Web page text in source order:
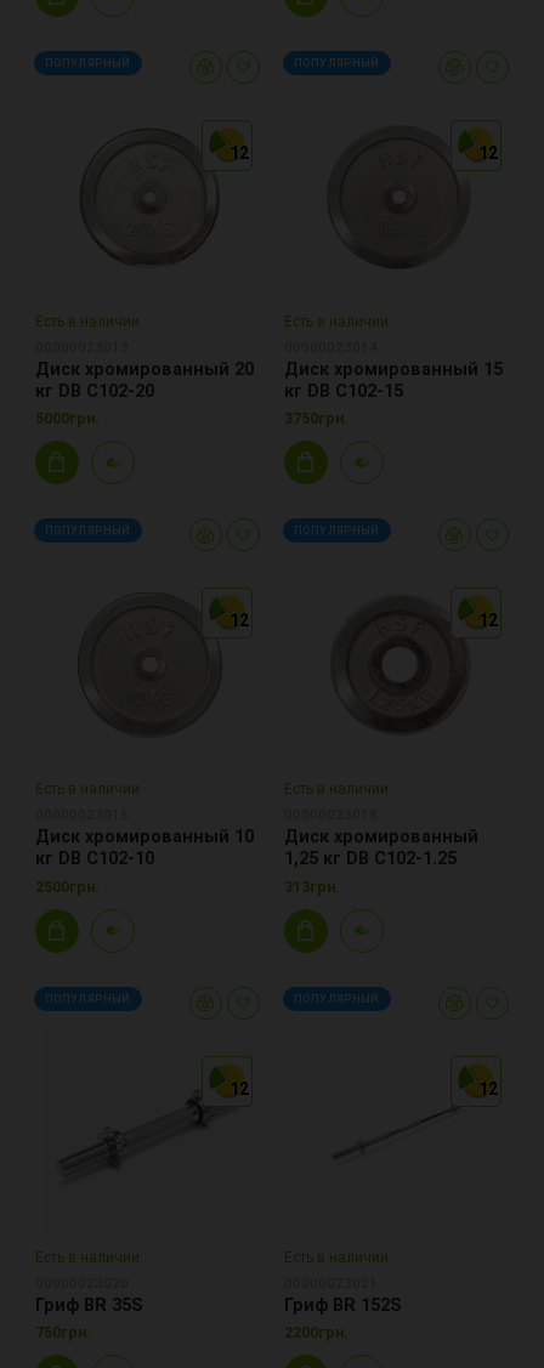
12
12
12
ПОПУЛЯРНЫЙ
Есть в наличии
Диск хромированный 20
кг DB C102-20
5000грн.
12
12
12
ПОПУЛЯРНЫЙ
Есть в наличии
Диск хромированный 15
кг DB C102-15
3750грн.
12
12
12
ПОПУЛЯРНЫЙ
Есть в наличии
Диск хромированный 10
кг DB C102-10
2500грн.
12
12
12
ПОПУЛЯРНЫЙ
Есть в наличии
Диск хромированный
1,25 кг DB C102-1.25
313грн.
12
12
12
ПОПУЛЯРНЫЙ
Есть в наличии
Гриф BR 35S
750грн.
12
12
12
ПОПУЛЯРНЫЙ
Есть в наличии
Гриф BR 152S
2200грн.